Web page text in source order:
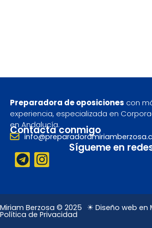
Preparadora de oposiciones con
experiencia, especializada en
en Andalucía.
Contacta conmigo
Sígueme en
T
e
e
g
r
I
n
t
a
g
Miriam Berzosa © 2025 ☀ Diseño web en
Política de Privacidad